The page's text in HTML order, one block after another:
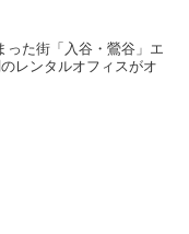
った街「入谷・鶯谷」エ
レンタルオフィスがオ